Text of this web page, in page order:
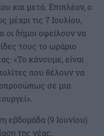
και μετά. Επιπλέον, ο
τις 7 Ιουλίου,
οι δήμοι οφείλουν να
τους το ωράριο
«Το κάνουμε, είναι
που θέλουν να
σε μια
εβδομάδα (9 Ιουνίου)
της νέας,